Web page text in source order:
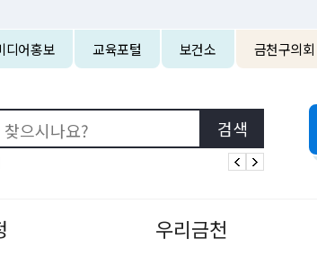
디어홍보 교육포털 보건소 금천구의회
우리금천